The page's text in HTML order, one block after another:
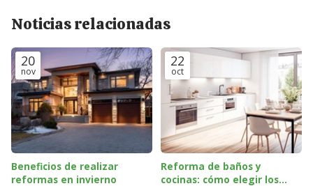
Noticias relacionadas
20
nov
Beneficios de realizar
reformas en invierno
22
oct
Reforma de baños y
cocinas: cómo elegir los